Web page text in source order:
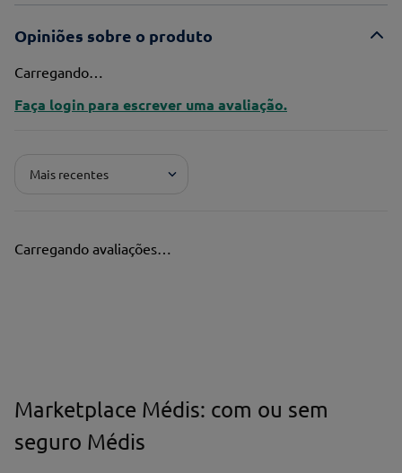
Opiniões sobre o produto
Carregando…
Faça login para escrever uma avaliação.
Mais recentes
Carregando avaliações…
Marketplace Médis: com ou sem
seguro Médis